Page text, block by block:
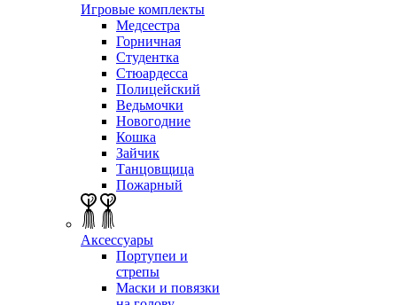
Игровые комплекты
Медсестра
Горничная
Студентка
Стюардесса
Полицейский
Ведьмочки
Новогодние
Кошка
Зайчик
Танцовщица
Пожарный
Аксессуары
Портупеи и
стрепы
Маски и повязки